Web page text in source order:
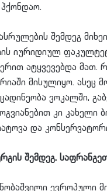
შემდეგ
იურიდიულ
ატყვევებდა მათ.
მისულიყო. ასეც
ვოკალში,
კი კახელი
და
შემდეგ,
ევროპული